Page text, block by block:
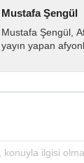
Mustafa Şengül
Mustafa Şengül,
yayın yapan
almakta, haber